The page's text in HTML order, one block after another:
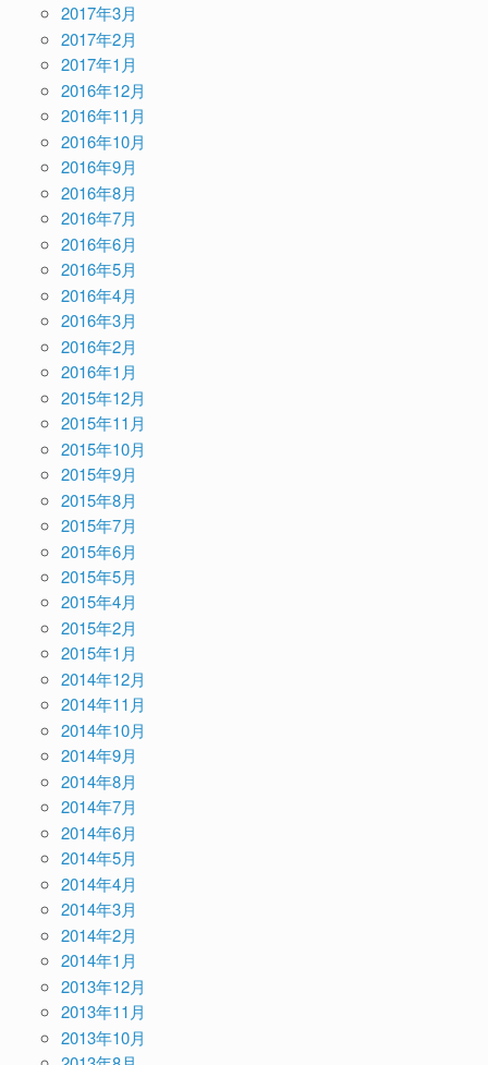
2017年3月
2017年2月
2017年1月
2016年12月
2016年11月
2016年10月
2016年9月
2016年8月
2016年7月
2016年6月
2016年5月
2016年4月
2016年3月
2016年2月
2016年1月
2015年12月
2015年11月
2015年10月
2015年9月
2015年8月
2015年7月
2015年6月
2015年5月
2015年4月
2015年2月
2015年1月
2014年12月
2014年11月
2014年10月
2014年9月
2014年8月
2014年7月
2014年6月
2014年5月
2014年4月
2014年3月
2014年2月
2014年1月
2013年12月
2013年11月
2013年10月